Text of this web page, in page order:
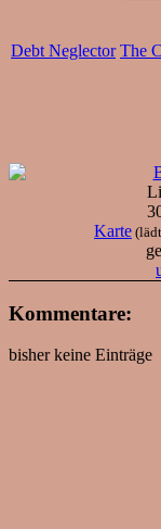
Debt Neglector The
Karte
Kommentare:
bisher keine Einträge